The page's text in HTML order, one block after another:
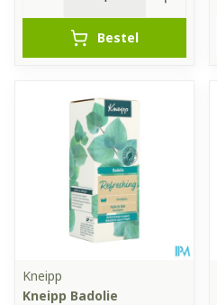
Bestel
Kneipp
Kneipp Badolie